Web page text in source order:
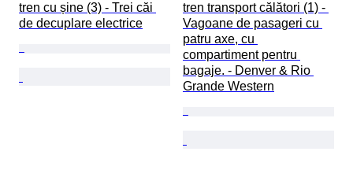
tren cu șine (3) - Trei căi
de decuplare electrice
tren transport călători (1) -
Vagoane de pasageri cu
patru axe, cu
compartiment pentru
bagaje. - Denver & Rio
Grande Western